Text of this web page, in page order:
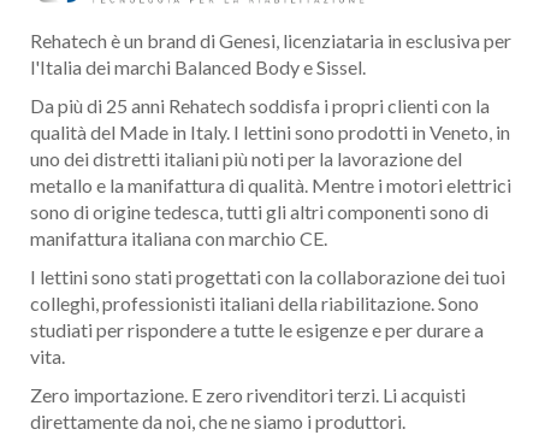
Rehatech è un brand di Genesi, licenziataria in esclusiva per
l'Italia dei marchi Balanced Body e Sissel.
Da più di 25 anni Rehatech soddisfa i propri clienti con la
qualità del Made in Italy. I lettini sono prodotti in Veneto, in
uno dei distretti italiani più noti per la lavorazione del
metallo e la manifattura di qualità. Mentre i motori elettrici
sono di origine tedesca, tutti gli altri componenti sono di
manifattura italiana con marchio CE.
I lettini sono stati progettati con la collaborazione dei tuoi
colleghi, professionisti italiani della riabilitazione. Sono
studiati per rispondere a tutte le esigenze e per durare a
vita.
Zero importazione. E zero rivenditori terzi. Li acquisti
direttamente da noi, che ne siamo i produttori.